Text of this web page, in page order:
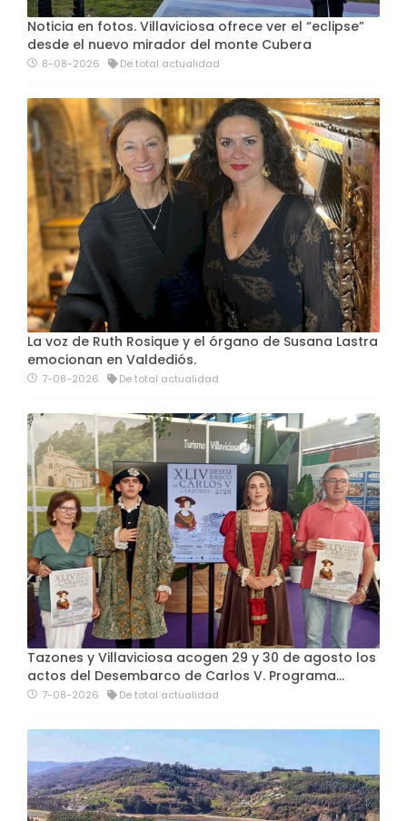
Noticia en fotos. Villaviciosa ofrece ver el “eclipse”
desde el nuevo mirador del monte Cubera
8-08-2026 De total actualidad
La voz de Ruth Rosique y el órgano de Susana Lastra
emocionan en Valdediós.
7-08-2026 De total actualidad
Tazones y Villaviciosa acogen 29 y 30 de agosto los
actos del Desembarco de Carlos V. Programa…
7-08-2026 De total actualidad